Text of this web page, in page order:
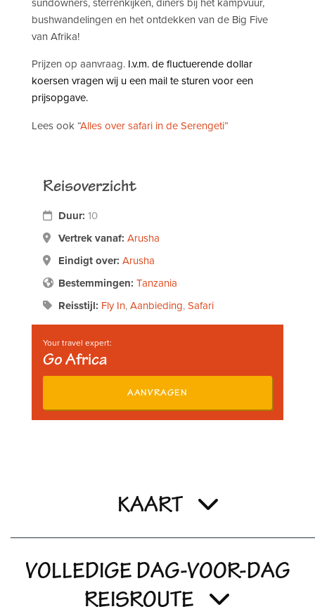
bushwandelingen en het ontdekken van de Big Five
van Afrika!
Prijzen op aanvraag. I.v.m. de fluctuerende dollar
koersen vragen wij u een mail te sturen voor een
prijsopgave.
Lees ook “Alles over safari in de Serengeti”
Reisoverzicht
Duur: 10
Vertrek vanaf: Arusha
Eindigt over: Arusha
Bestemmingen: Tanzania
Reisstijl: Fly In,Aanbieding,Safari
Your travel expert:
Go Africa
AANVRAGEN
KAART
VOLLEDIGE DAG-VOOR-DAG
REISROUTE